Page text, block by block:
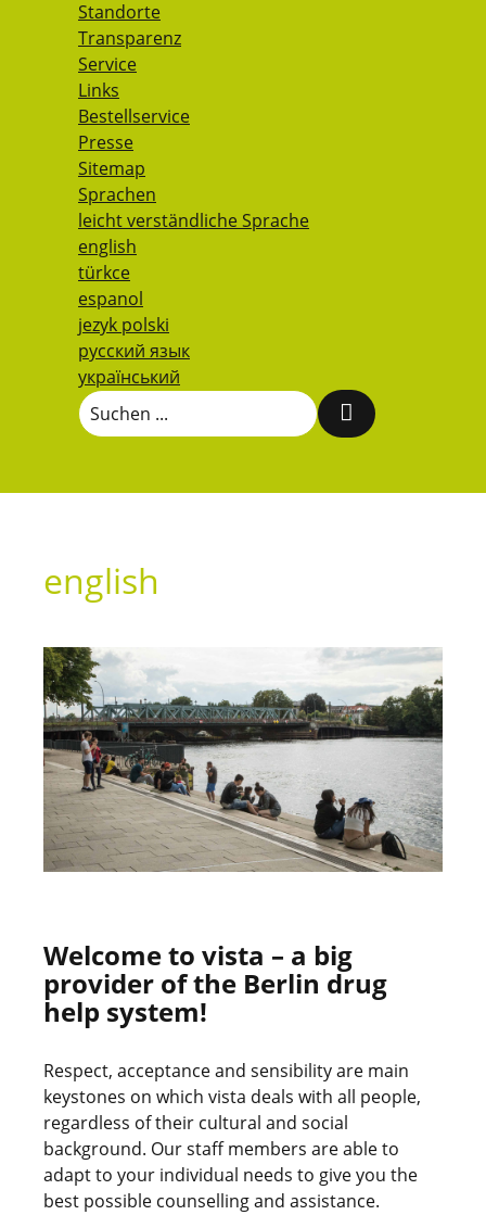
Standorte
Transparenz
Service
Links
Bestellservice
Presse
Sitemap
Sprachen
leicht verständliche Sprache
english
türkce
espanol
jezyk polski
русский язык
український
english
Welcome to vista – a big
provider of the Berlin drug
help system!
Respect, acceptance and sensibility are main
keystones on which vista deals with all people,
regardless of their cultural and social
background. Our staff members are able to
adapt to your individual needs to give you the
best possible counselling and assistance.